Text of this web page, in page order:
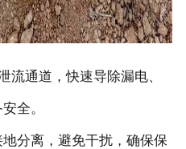
流通道，快速导除漏电、
全。
分离，避免干扰，确保保